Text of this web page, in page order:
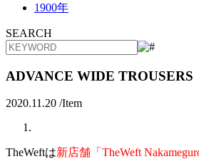
1900年
SEARCH
ADVANCE WIDE TROUSERS
2020.11.20 /Item
TheWeftは新店舗「TheWeft